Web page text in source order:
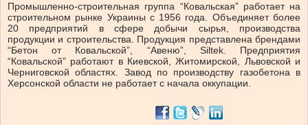
Промышленно-строительная группа “Ковальская” работает на
строительном рынке Украины с 1956 года. Объединяет более
20 предприятий в сфере добычи сырья, производства
продукции и строительства. Продукция представлена брендами
“Бетон от Ковальской”, “Авеню”, Siltek. Предприятия
“Ковальской” работают в Киевской, Житомирской, Львовской и
Черниговской областях. Завод по производству газобетона в
Херсонской области не работает с начала оккупации.